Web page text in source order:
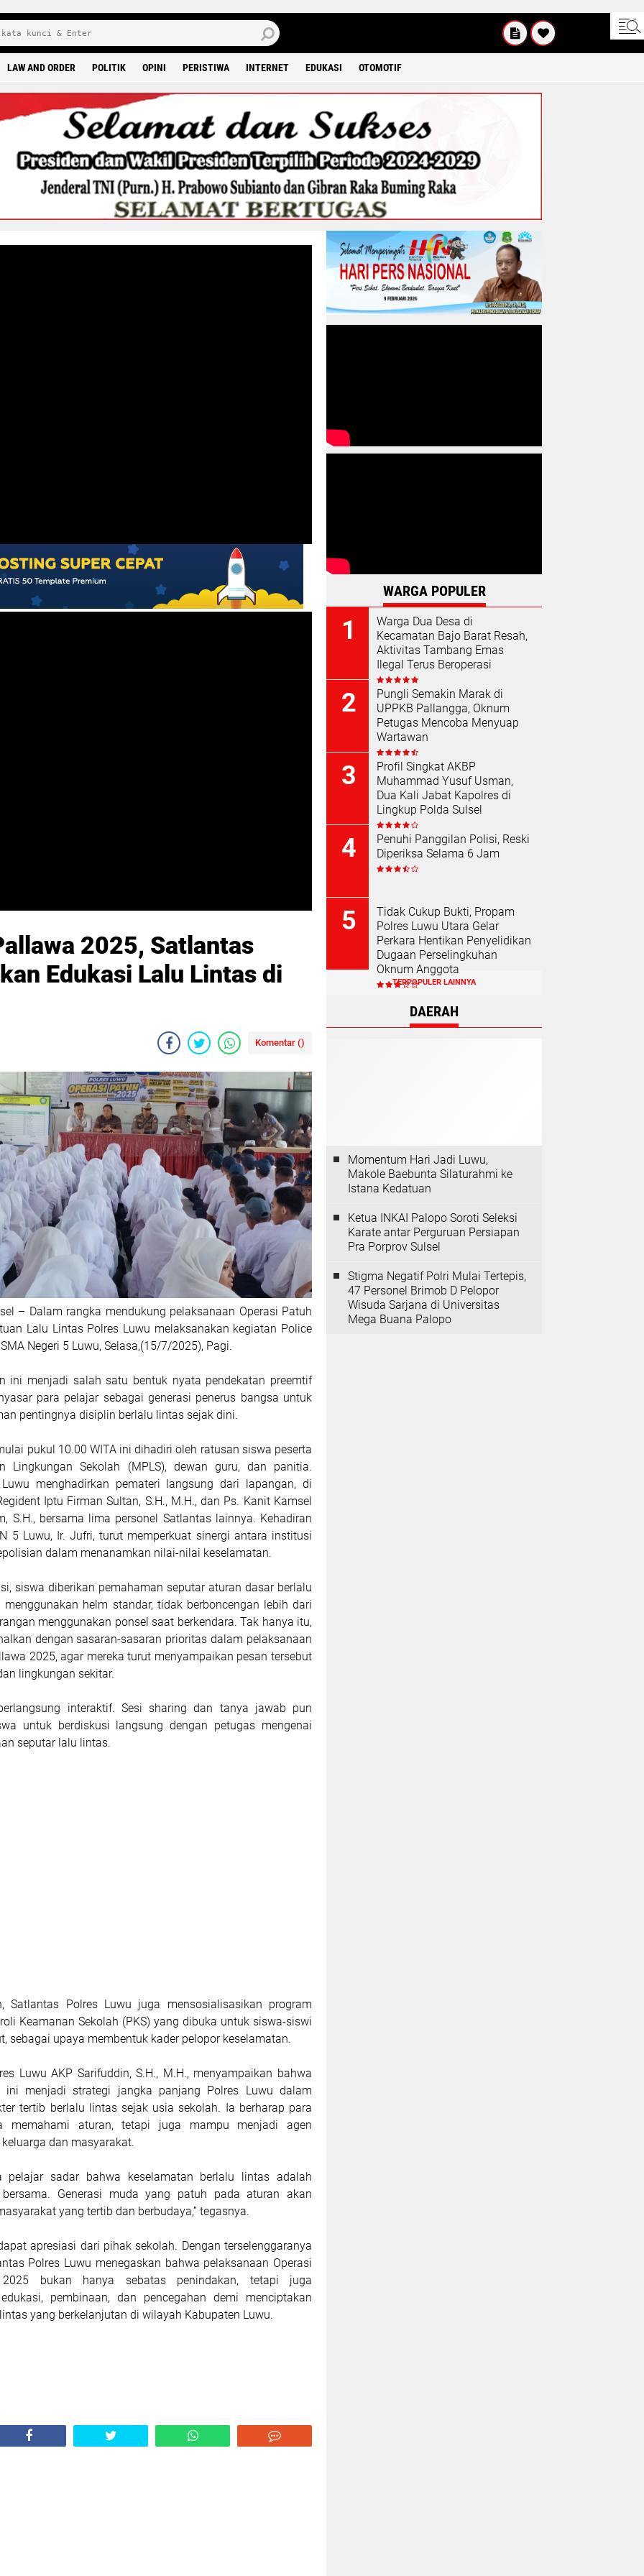
LAW AND ORDER POLITIK OPINI PERISTIWA INTERNET EDUKASI OTOMOTIF
2025, Satlantas
Edukasi Lalu Lintas di
Komentar ()
– Dalam rangka mendukung pelaksanaan Operasi Patuh
Lalu Lintas Polres Luwu melaksanakan kegiatan Police
Negeri 5 Luwu, Selasa,(15/7/2025), Pagi.
ini menjadi salah satu bentuk nyata pendekatan preemtif
para pelajar sebagai generasi penerus bangsa untuk
pentingnya disiplin berlalu lintas sejak dini.
pukul 10.00 WITA ini dihadiri oleh ratusan siswa peserta
Lingkungan Sekolah (MPLS), dewan guru, dan panitia.
menghadirkan pemateri langsung dari lapangan, di
Iptu Firman Sultan, S.H., M.H., dan Ps. Kanit Kamsel
S.H., bersama lima personel Satlantas lainnya. Kehadiran
5 Luwu, Ir. Jufri, turut memperkuat sinergi antara institusi
dalam menanamkan nilai-nilai keselamatan.
siswa diberikan pemahaman seputar aturan dasar berlalu
menggunakan helm standar, tidak berboncengan lebih dari
menggunakan ponsel saat berkendara. Tak hanya itu,
dengan sasaran-sasaran prioritas dalam pelaksanaan
2025, agar mereka turut menyampaikan pesan tersebut
lingkungan sekitar.
interaktif. Sesi sharing dan tanya jawab pun
untuk berdiskusi langsung dengan petugas mengenai
seputar lalu lintas.
Satlantas Polres Luwu juga mensosialisasikan program
Keamanan Sekolah (PKS) yang dibuka untuk siswa-siswi
sebagai upaya membentuk kader pelopor keselamatan.
Luwu AKP Sarifuddin, S.H., M.H., menyampaikan bahwa
ini menjadi strategi jangka panjang Polres Luwu dalam
tertib berlalu lintas sejak usia sekolah. Ia berharap para
memahami aturan, tetapi juga mampu menjadi agen
dan masyarakat.
pelajar sadar bahwa keselamatan berlalu lintas adalah
Generasi muda yang patuh pada aturan akan
yang tertib dan berbudaya,” tegasnya.
apresiasi dari pihak sekolah. Dengan terselenggaranya
Polres Luwu menegaskan bahwa pelaksanaan Operasi
bukan hanya sebatas penindakan, tetapi juga
pembinaan, dan pencegahan demi menciptakan
yang berkelanjutan di wilayah Kabupaten Luwu.
WARGA POPULER
Warga Dua Desa di
Kecamatan Bajo Barat Resah,
Aktivitas Tambang Emas
Ilegal Terus Beroperasi
Pungli Semakin Marak di
UPPKB Pallangga, Oknum
Petugas Mencoba Menyuap
Wartawan
Profil Singkat AKBP
Muhammad Yusuf Usman,
Dua Kali Jabat Kapolres di
Lingkup Polda Sulsel
Penuhi Panggilan Polisi, Reski
Diperiksa Selama 6 Jam
Tidak Cukup Bukti, Propam
Polres Luwu Utara Gelar
Perkara Hentikan Penyelidikan
Dugaan Perselingkuhan
Oknum Anggota
TERPOPULER LAINNYA
DAERAH
Momentum Hari Jadi Luwu,
Makole Baebunta Silaturahmi ke
Istana Kedatuan
Ketua INKAI Palopo Soroti Seleksi
Karate antar Perguruan Persiapan
Pra Porprov Sulsel
Stigma Negatif Polri Mulai Tertepis,
47 Personel Brimob D Pelopor
Wisuda Sarjana di Universitas
Mega Buana Palopo